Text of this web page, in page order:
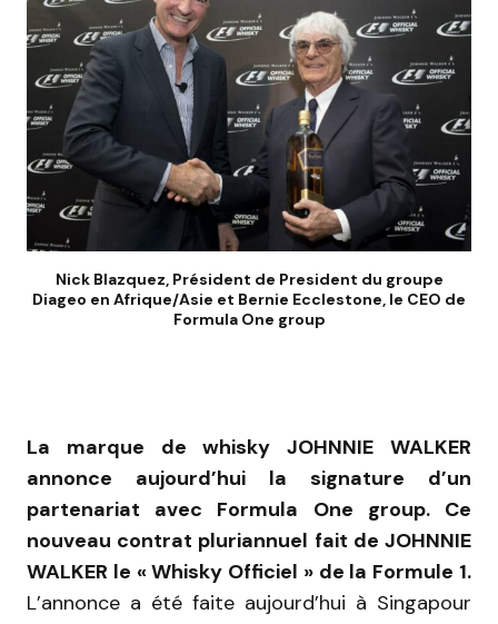
Nick Blazquez, Président de President du groupe
Diageo en Afrique/Asie et Bernie Ecclestone, le CEO de
Formula One group
La marque de whisky JOHNNIE WALKER
annonce aujourd’hui la signature d’un
partenariat avec Formula One group. Ce
nouveau contrat pluriannuel fait de JOHNNIE
WALKER le « Whisky Officiel » de la Formule 1.
L’annonce a été faite aujourd’hui à Singapour